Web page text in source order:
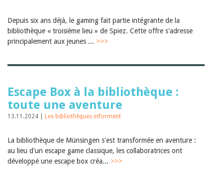
Depuis six ans déjà, le gaming fait partie intégrante de la
bibliothèque « troisième lieu » de Spiez. Cette offre s'adresse
principalement aux jeunes ... >>>
Escape Box à la bibliothèque :
toute une aventure
13.11.2024 | Les bibliothèques informent
La bibliothèque de Münsingen s'est transformée en aventure :
au lieu d'un escape game classique, les collaboratrices ont
développé une escape box créa... >>>